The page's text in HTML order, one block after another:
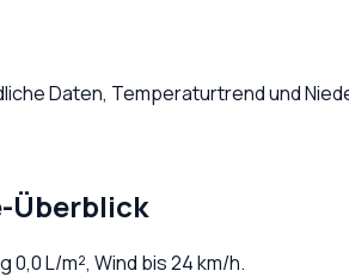
Daten, Temperaturtrend und
Überblick
0,0L/m², Wind bis24km/h.